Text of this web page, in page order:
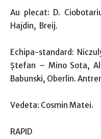
Au plecat: D.
Hajdin, Breij.
Echipa-standard:
Ştefan – Mino Sota,
Babunski, Oberlin.
Vedeta: Cosmin Matei.
RAPID